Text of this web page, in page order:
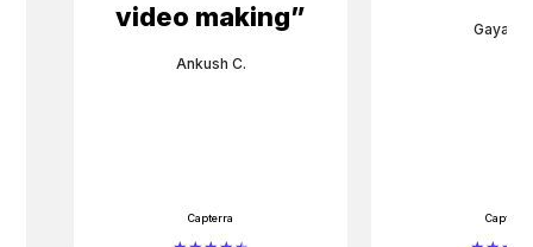
video making”
Ankush C.
Capterra
Gayane
Capterra